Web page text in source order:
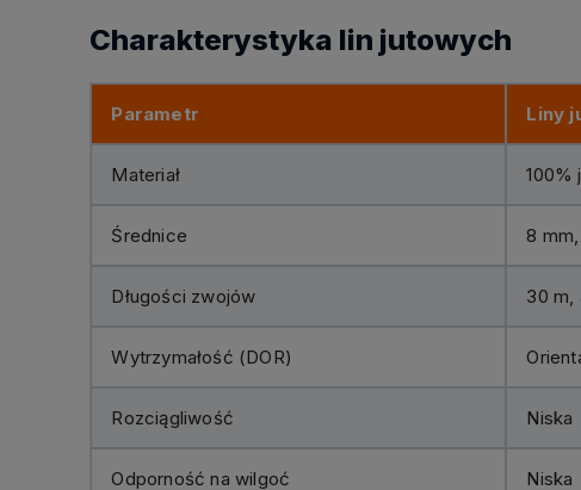
Charakterystyka lin jutowych
Parametr Liny
Materiał 100%
Średnice 8
Długości zwojów 30 m,
Wytrzymałość (DOR)
Rozciągliwość Niska
Odporność na wilgoć Niska